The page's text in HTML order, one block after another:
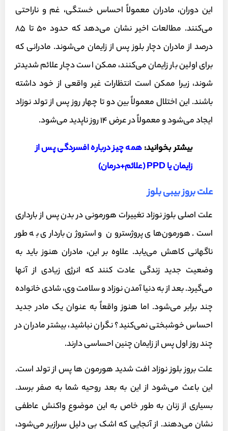
این دوران، مادران معمولاً احساس خستگی، غم و ناراحتی
می‌کنند. مطالعات اخیر نشان می‌دهد که حدود 50 تا 85
درصد از مادران دچار بلوز پس از زایمان می‌شوند. مادرانی که
برای اولین بار زایمان می‌کنند، ممکن است دچار علائم شدیدتر
شوند، زیرا ممکن است انتظارات غیر واقعی از خود داشته
باشند. این اختلال معمولاً بین دو تا چهار روز پس از تولد نوزاد
ایجاد می‌شود و معمولاً در عرض 14 روز ناپدید می‌شود.
بیشتر بخوانید:همه چیز درباره افسردگی پس از
زایمان یا PPD (علائم+درمان)
علت بروز بیبی بلوز
علت اصلی بلوز نوزاد تغییرات هورمونی در بدن پس از بارداری
است. هورمون‌های پروژسترون و استروژن بارداری به طور
ناگهانی کاهش می‌یابد. علاوه بر این، مادران هنوز باید به
وضعیت جدید زندگی عادت کنند که انرژی زیادی از آنها
می‌گیرد. بعد از به‌ دنیا آمدن نوزاد و سلامت وی، شادی خانواده
چند برابر می‌شود. اما هنوز واقعاً به عنوان یک مادر جدید
احساس خوشبختی نمی‌کنید؟ نگران نباشید، بیشتر مادران در
چند روز اول پس از زایمان چنین احساسی دارند.
علت بروز بلوز نوزاد افت شدید هورمون ها پس از تولد است.
این باعث می‌شود از این به بعد روحیه شما به صفر برسد.
بسیاری از زنان به طور خاص به این موضوع واکنش عاطفی
نشان می‌دهند. از آنجایی که اشک بی دلیل سرازیر می‌شود،